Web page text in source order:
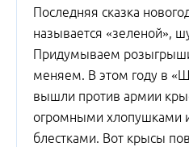
Последняя сказка
называется «зеленой»,
Придумываем
меняем. В этом году в
вышли против армии
огромными хлопушками
блестками. Вот крысы